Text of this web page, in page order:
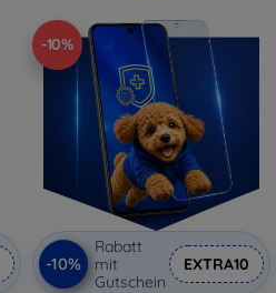
-10%
-10%
Rabatt
mit
Gutschein
EXTRA10